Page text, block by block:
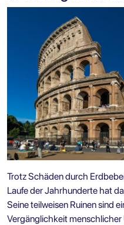
Trotz Schäden durch
Laufe der Jahrhunderte hat
Seine teilweisen Ruinen sind
Vergänglichkeit